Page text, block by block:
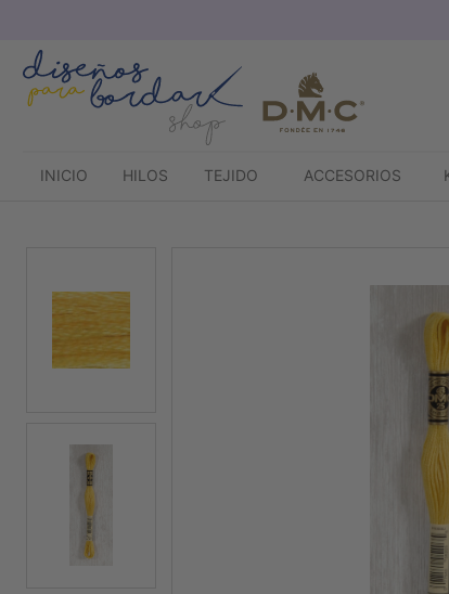
contenido
INICIO HILOS TEJIDO ACCESORIOS